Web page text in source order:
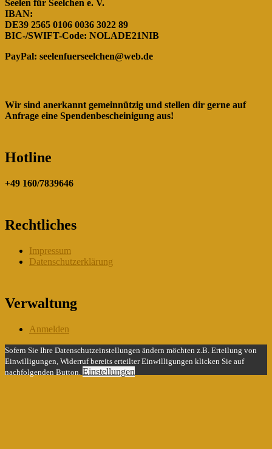
Seelen für Seelchen e. V.
IBAN:
DE39 2565 0106 0036 3022 89
BIC-/SWIFT-Code: NOLADE21NIB
PayPal: seelenfuerseelchen@web.de
Wir sind anerkannt gemeinnützig und stellen dir gerne auf
Anfrage eine Spendenbescheinigung aus!
Hotline
+49 160/7839646
Rechtliches
Impressum
Datenschutzerklärung
Verwaltung
Anmelden
Sofern Sie Ihre Datenschutzeinstellungen ändern möchten z.B. Erteilung von
Einwilligungen, Widerruf bereits erteilter Einwilligungen klicken Sie auf
nachfolgenden Button. Einstellungen